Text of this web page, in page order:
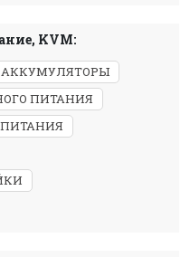
KVM:
АККУМУЛЯТОРЫ
ПИТАНИЯ